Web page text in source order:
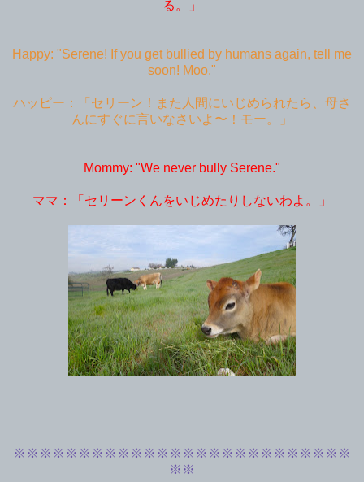
る。」
Happy: "Serene! If you get bullied by humans again, tell me
soon! Moo."
ハッピー：「セリーン！また人間にいじめられたら、母さ
んにすぐに言いなさいよ〜！モー。」
Mommy: "We never bully Serene."
ママ：「セリーンくんをいじめたりしないわよ。」
※※※※※※※※※※※※※※※※※※※※※※※※※※
※※